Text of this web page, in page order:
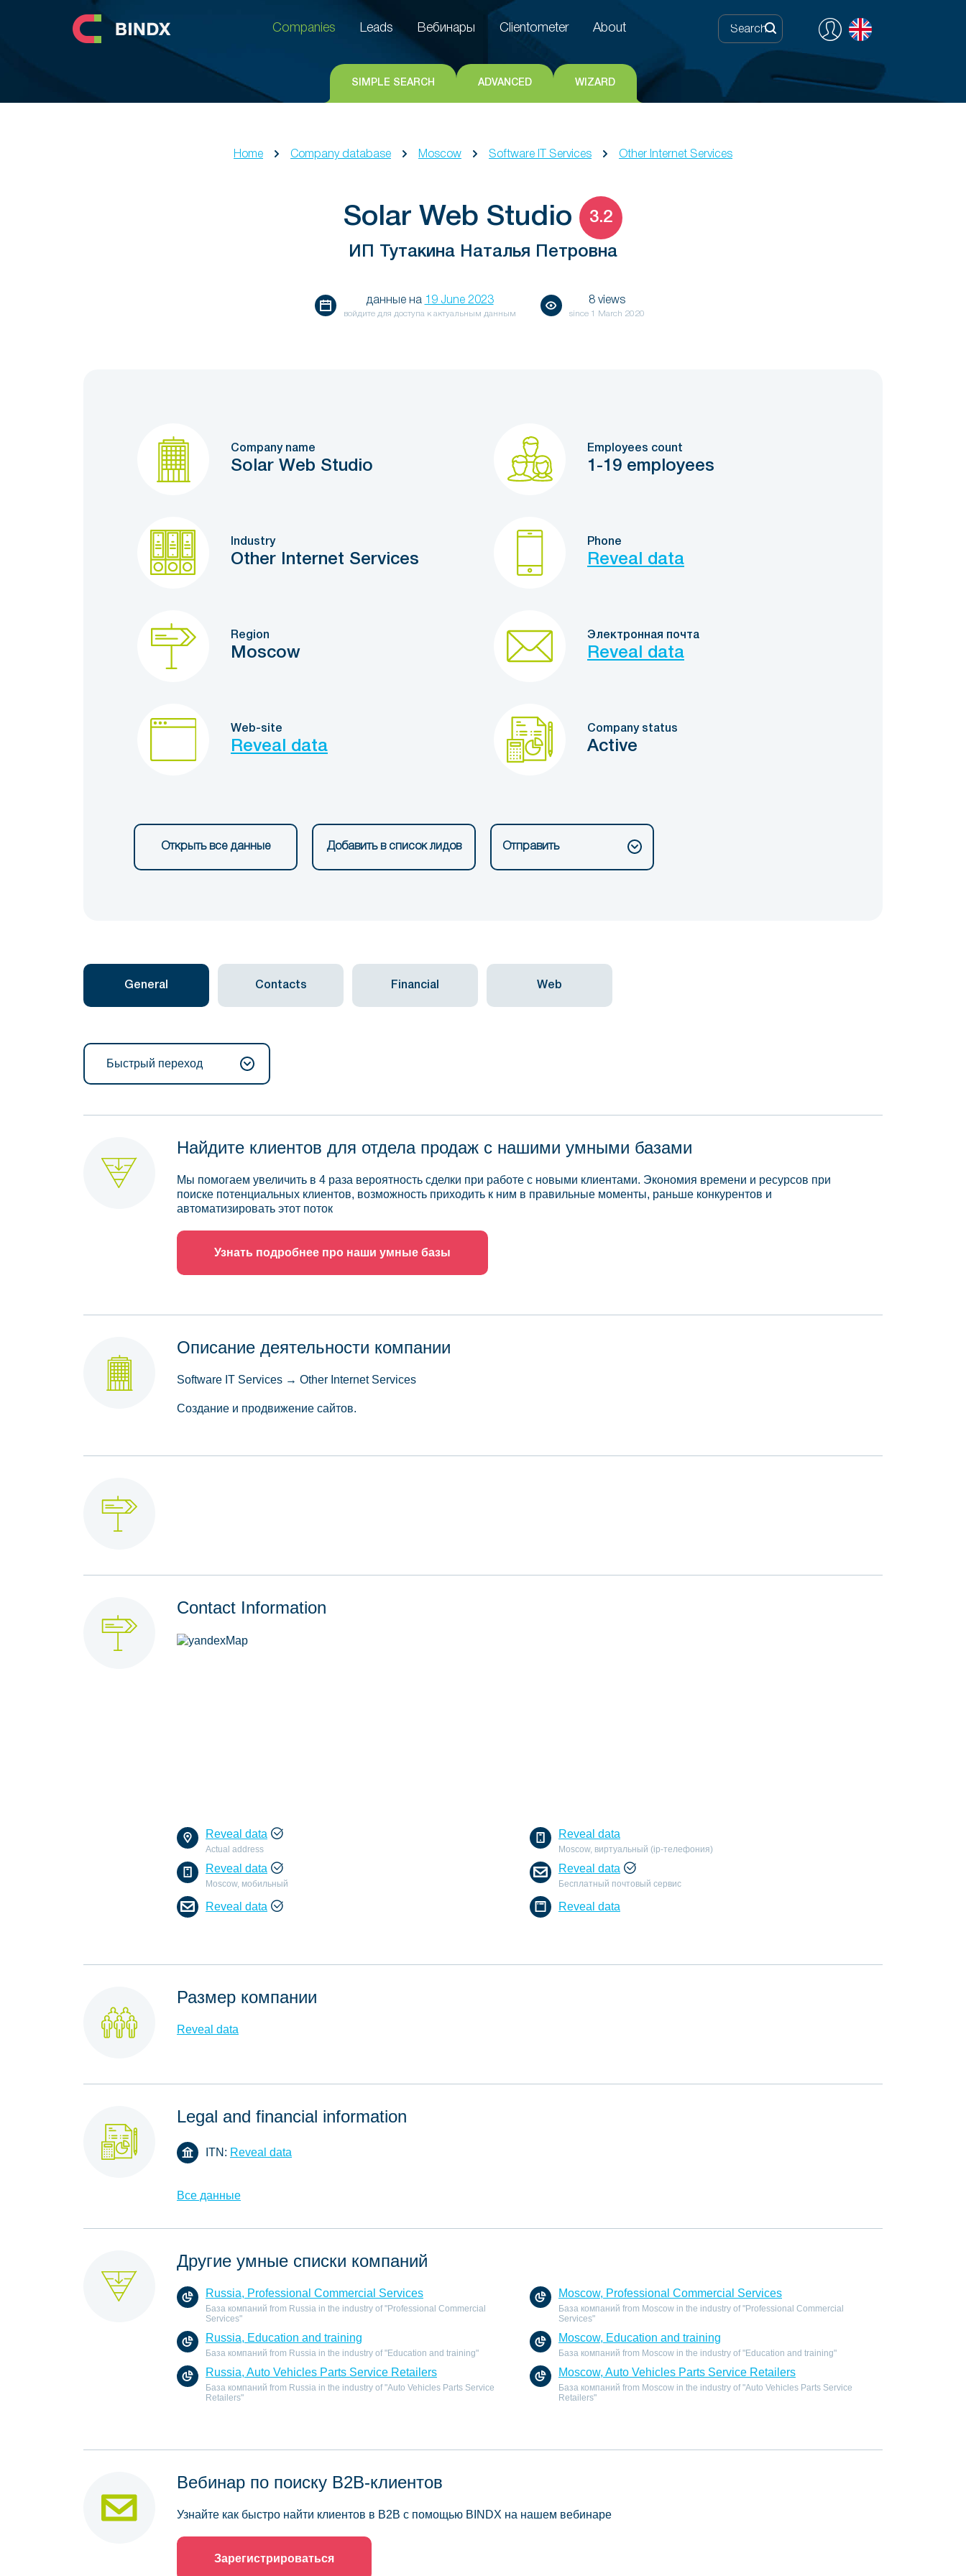
Clientometer
Companies
Leads Вебинары Clientometer About
SIMPLE SEARCH ADVANCED WIZARD
Home Company database Moscow Software IT Services Other Internet Services
Solar Web Studio 3.2
ИП Тутакина Наталья Петровна
данные на 19 June 2023
войдите для доступа к актуальным данным
8 views
since 1 March 2020
Company name
Solar Web Studio
Employees count
1-19 employees
Industry
Other Internet Services
Phone
Reveal data
Region
Moscow
Электронная почта
Reveal data
Web-site
Reveal data
Company status
Active
Открыть все данные Добавить в список лидов Отправить
General Contacts Financial Web
Быстрый переход
Найдите клиентов для отдела продаж с нашими умными базами
Мы помогаем увеличить в 4 раза вероятность сделки при работе с новыми клиентами. Экономия времени и ресурсов при
поиске потенциальных клиентов, возможность приходить к ним в правильные моменты, раньше конкурентов и
автоматизировать этот поток
Узнать подробнее про наши умные базы
Описание деятельности компании
Software IT Services → Other Internet Services
Создание и продвижение сайтов.
Contact Information
Reveal data
Actual address
Reveal data
Moscow, виртуальный (ip-телефония)
Reveal data
Moscow, мобильный
Reveal data
Бесплатный почтовый сервис
Reveal data Reveal data
Размер компании
Reveal data
Legal and financial information
ITN: Reveal data
Все данные
Другие умные списки компаний
Russia, Professional Commercial Services
База компаний from Russia in the industry of "Professional Commercial
Services"
Moscow, Professional Commercial Services
База компаний from Moscow in the industry of "Professional Commercial
Services"
Russia, Education and training
База компаний from Russia in the industry of "Education and training"
Moscow, Education and training
База компаний from Moscow in the industry of "Education and training"
Russia, Auto Vehicles Parts Service Retailers
База компаний from Russia in the industry of "Auto Vehicles Parts Service
Retailers"
Moscow, Auto Vehicles Parts Service Retailers
База компаний from Moscow in the industry of "Auto Vehicles Parts Service
Retailers"
Вебинар по поиску B2B-клиентов
Узнайте как быстро найти клиентов в B2B с помощью BINDX на нашем вебинаре
Зарегистрироваться